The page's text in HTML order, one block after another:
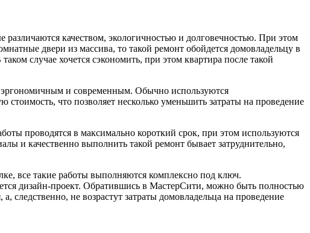
качеством, экологичностью и долговечностью. При этом
двери из массива, то такой ремонт обойдется домовладельцу в
случае хочется сэкономить, при этом квартира после такой
эргономичным и современным. Обычно используются
что позволяет несколько уменьшить затраты на проведение
проводятся в максимально короткий срок, при этом используются
и качественно выполнить такой ремонт бывает затруднительно,
все такие работы выполняются комплексно под ключ.
дизайн-проект. Обратившись в МастерСити, можно быть полностью
следственно, не возрастут затраты домовладельца на проведение